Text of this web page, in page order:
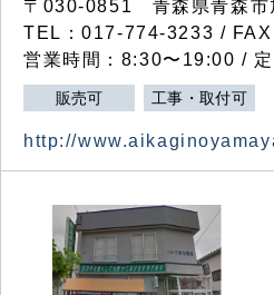
〒030-0851 青森県青森市
TEL：017-774-3233 /
営業時間：8:30〜19:00 / 定
販売可 工事・取付可
http://